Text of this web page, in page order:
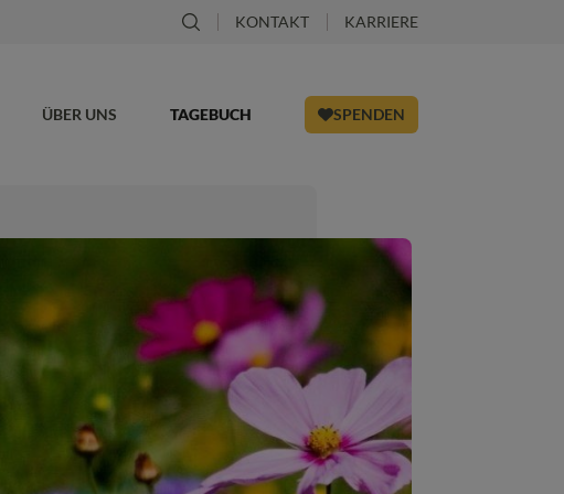
KONTAKT KARRIERE
ÜBER UNS TAGEBUCH SPENDEN